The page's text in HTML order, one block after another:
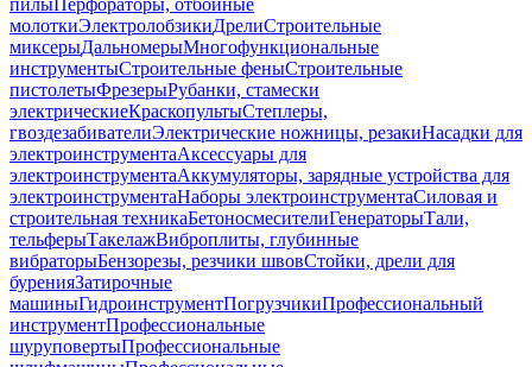
пилыПерфораторы, отбойные
молоткиЭлектролобзикиДрелиСтроительные
миксерыДальномерыМногофункциональные
инструментыСтроительные феныСтроительные
пистолетыФрезерыРубанки, стамески
электрическиеКраскопультыСтеплеры,
гвоздезабивателиЭлектрические ножницы, резакиНасадки для
электроинструментаАксессуары для
электроинструментаАккумуляторы, зарядные устройства для
электроинструментаНаборы электроинструментаСиловая и
строительная техникаБетоносмесителиГенераторыТали,
тельферыТакелажВиброплиты, глубинные
вибраторыБензорезы, резчики швовСтойки, дрели для
буренияЗатирочные
машиныГидроинструментПогрузчикиПрофессиональный
инструментПрофессиональные
шуруповертыПрофессиональные